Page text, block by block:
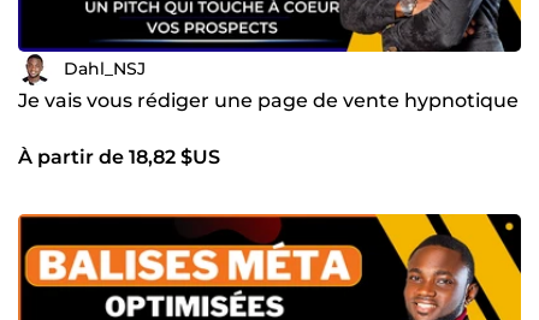
Dahl_NSJ
Je vais vous rédiger une page de vente hypnotique
À partir de 18,82 $US